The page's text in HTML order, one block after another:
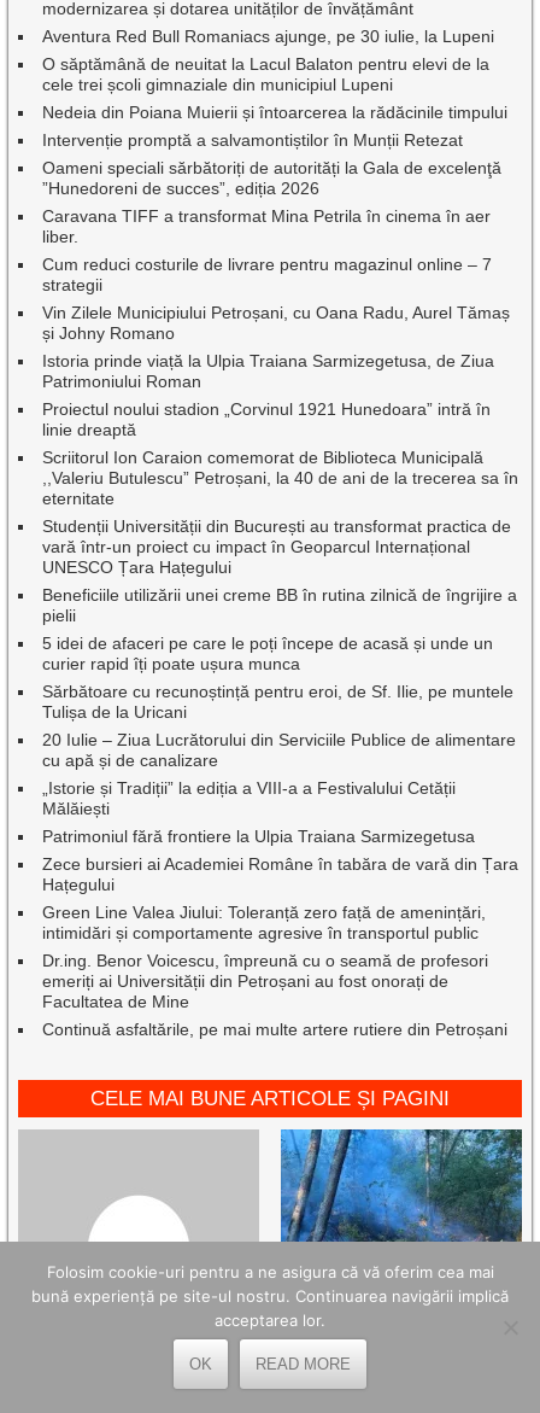
modernizarea și dotarea unităților de învățământ
Aventura Red Bull Romaniacs ajunge, pe 30 iulie, la Lupeni
O săptămână de neuitat la Lacul Balaton pentru elevi de la
cele trei școli gimnaziale din municipiul Lupeni
Nedeia din Poiana Muierii și întoarcerea la rădăcinile timpului
Intervenție promptă a salvamontiștilor în Munții Retezat
Oameni speciali sărbătoriți de autorități la Gala de excelenţă
”Hunedoreni de succes”, ediția 2026
Caravana TIFF a transformat Mina Petrila în cinema în aer
liber.
Cum reduci costurile de livrare pentru magazinul online – 7
strategii
Vin Zilele Municipiului Petroșani, cu Oana Radu, Aurel Tămaș
și Johny Romano
Istoria prinde viață la Ulpia Traiana Sarmizegetusa, de Ziua
Patrimoniului Roman
Proiectul noului stadion „Corvinul 1921 Hunedoara” intră în
linie dreaptă
Scriitorul Ion Caraion comemorat de Biblioteca Municipală
,,Valeriu Butulescu” Petroșani, la 40 de ani de la trecerea sa în
eternitate
Studenții Universității din București au transformat practica de
vară într-un proiect cu impact în Geoparcul Internațional
UNESCO Țara Hațegului
Beneficiile utilizării unei creme BB în rutina zilnică de îngrijire a
pielii
5 idei de afaceri pe care le poți începe de acasă și unde un
curier rapid îți poate ușura munca
Sărbătoare cu recunoștință pentru eroi, de Sf. Ilie, pe muntele
Tulișa de la Uricani
20 Iulie – Ziua Lucrătorului din Serviciile Publice de alimentare
cu apă și de canalizare
„Istorie și Tradiții” la ediția a VIII-a a Festivalului Cetății
Mălăiești
Patrimoniul fără frontiere la Ulpia Traiana Sarmizegetusa
Zece bursieri ai Academiei Române în tabăra de vară din Țara
Hațegului
Green Line Valea Jiului: Toleranță zero față de amenințări,
intimidări și comportamente agresive în transportul public
Dr.ing. Benor Voicescu, împreună cu o seamă de profesori
emeriți ai Universității din Petroșani au fost onorați de
Facultatea de Mine
Continuă asfaltările, pe mai multe artere rutiere din Petroșani
CELE MAI BUNE ARTICOLE ȘI PAGINI
Folosim cookie-uri pentru a ne asigura că vă oferim cea mai
bună experiență pe site-ul nostru. Continuarea navigării implică
acceptarea lor.
OK READ MORE